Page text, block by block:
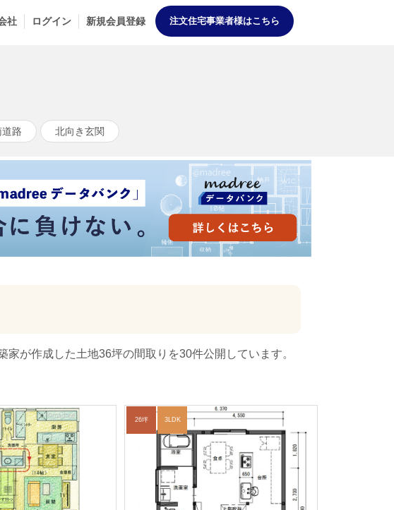
社 ログイン 新規会員登録 注文住宅事業者様はこちら
道路 北向き玄関
が作成した土地36坪の間取りを30件公開しています。
26坪 3LDK